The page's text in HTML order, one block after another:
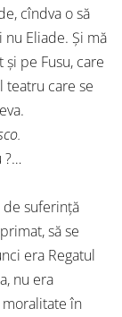
cîndva o să
nu Eliade. Şi mă
pe Fusu, care
teatru care se
?…
suferinţă
să se
era Regatul
nu era
în